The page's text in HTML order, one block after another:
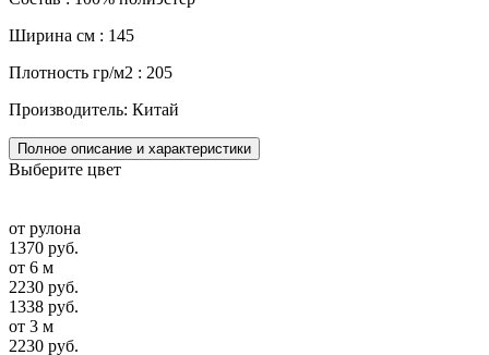
Ширина см : 145
Плотность гр/м2 : 205
Производитель: Китай
Полное описание и характеристики
Выберите цвет
от рулона
1370 руб.
от 6 м
2230 руб.
1338 руб.
от 3 м
2230 руб.